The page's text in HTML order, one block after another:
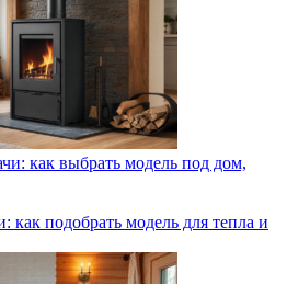
как выбрать модель под дом,
как подобрать модель для тепла и